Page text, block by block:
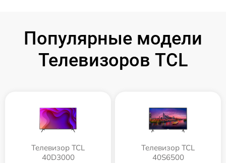
Популярные модели
Телевизоров TCL
Телевизор TCL
40D3000
Телевизор TCL
40S6500